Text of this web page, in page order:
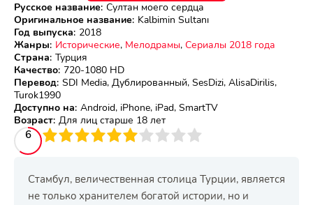
Русское название: Султан моего сердца
Оригинальное название: Kalbimin Sultanı
Год выпуска: 2018
Жанры: Исторические, Мелодрамы, Сериалы 2018 года
Страна: Турция
Качество: 720-1080 HD
Перевод: SDI Media, Дублированный, SesDizi, AlisaDirilis,
Turok1990
Доступно на: Android, iPhone, iPad, SmartTV
Возраст: Для лиц старше 18 лет
6
4 5 6 7 8 9 10
Стамбул, величественная столица Турции, является
не только хранителем богатой истории, но и